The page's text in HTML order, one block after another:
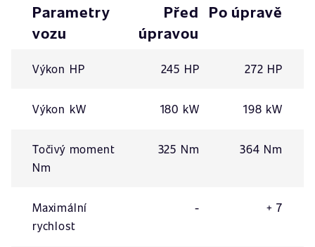
Parametry
vozu
Před
úpravou
Po úpravě
Výkon HP 245 HP 272 HP
Výkon kW 180 kW 198 kW
Točivý moment
Nm
325 Nm 364 Nm
Maximální
rychlost
- + 7